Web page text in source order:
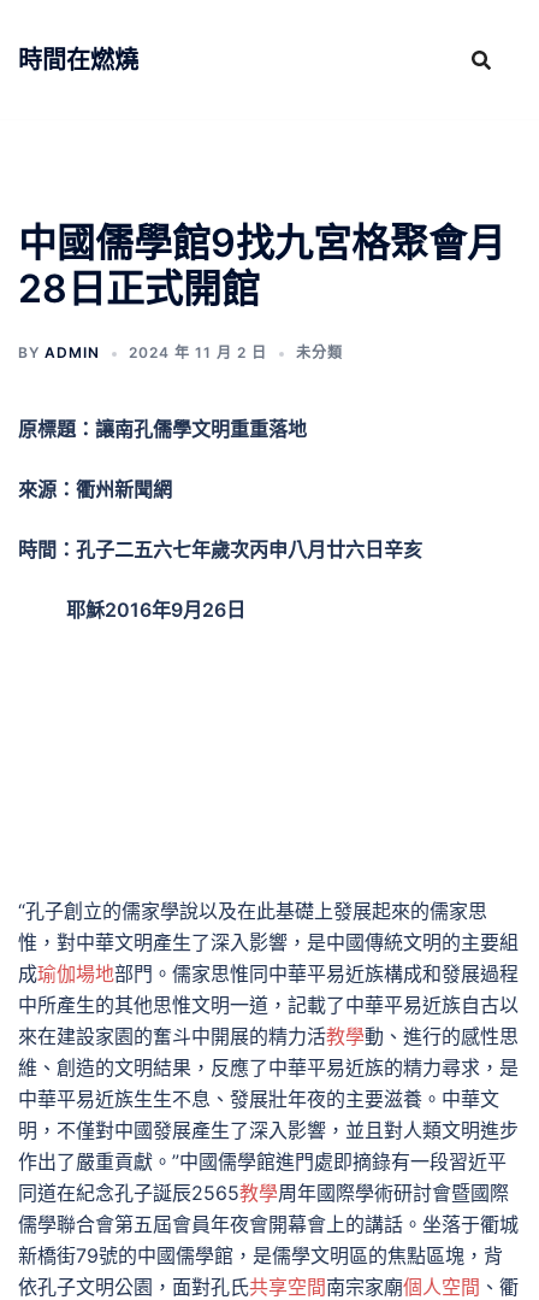
時間在燃燒
中國儒學館9找九宮格聚會月
28日正式開館
BY ADMIN 2024 年 11 月 2 日 未分類
原標題：讓南孔儒學文明重重落地
來源：衢州新聞網
時間：孔子二五六七年歲次丙申八月廿六 日 辛亥
耶穌2016年9月26日
“孔子創立的儒家學說以及在此基礎上發展起來的儒家思
惟，對中華文明產生了深入影響，是中國傳統文明的主要組
成瑜伽場地部門。儒家思惟同中華平易近族構成和發展過程
中所產生的其他思惟文明一道，記載了中華平易近族自古以
來在建設家園的奮斗中開展的精力活教學動、進行的感性思
維、創造的文明結果，反應了中華平易近族的精力尋求，是
中華平易近族生生不息、發展壯年夜的主要滋養。中華文
明，不僅對中國發展產生了深入影響，並且對人類文明進步
作出了嚴重貢獻。”中國儒學館進門處即摘錄有一段習近平
同道在紀念孔子誕辰2565教學周年國際學術研討會暨國際
儒學聯合會第五屆會員年夜會開幕會上的講話。坐落于衢城
新橋街79號的中國儒學館，是儒學文明區的焦點區塊，背
依孔子文明公園，面對孔氏共享空間南宗家廟個人空間 、衢